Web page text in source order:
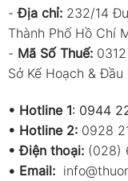
-Địa chỉ: 232/14
Thành Phố Hồ Chí
- Mã Số Thuế:
Sở Kế Hoạch & Đầu
• Hotline 1: 0944
• Hotline 2: 0928
• Điện thoại: (028)
• Email: